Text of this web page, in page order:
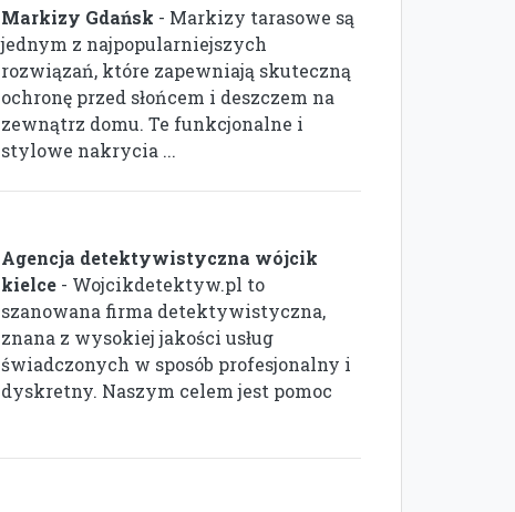
Markizy Gdańsk - Markizy tarasowe są
jednym z najpopularniejszych
rozwiązań, które zapewniają skuteczną
ochronę przed słońcem i deszczem na
zewnątrz domu. Te funkcjonalne i
stylowe nakrycia ...
Agencja detektywistyczna wójcik
kielce - Wojcikdetektyw.pl to
szanowana firma detektywistyczna,
znana z wysokiej jakości usług
świadczonych w sposób profesjonalny i
dyskretny. Naszym celem jest pomoc